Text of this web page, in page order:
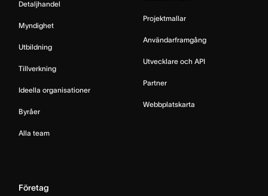
Detaljhandel
Myndighet
Utbildning
Tillverkning
Ideella organisationer
Byråer
Alla team
Projektmallar
Användarframgång
Utvecklare och API
Partner
Webbplatskarta
Företag